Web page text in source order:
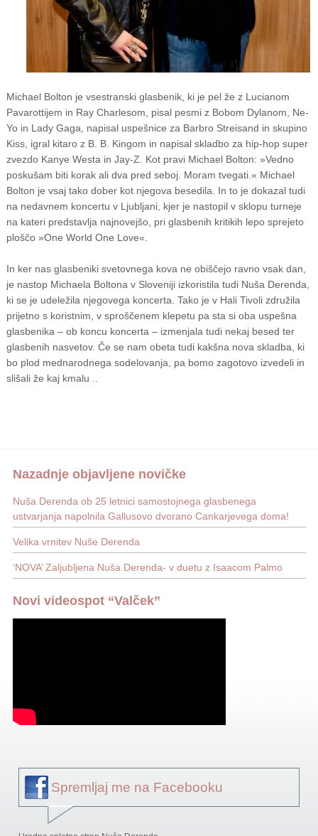
Michael Bolton je vsestranski glasbenik, ki je pel že z Lucianom
Pavarottijem in Ray Charlesom, pisal pesmi z Bobom Dylanom, Ne-
Yo in Lady Gaga, napisal uspešnice za Barbro Streisand in skupino
Kiss, igral kitaro z B. B. Kingom in napisal skladbo za hip-hop super
zvezdo Kanye Westa in Jay-Z. Kot pravi Michael Bolton: »Vedno
poskušam biti korak ali dva pred seboj. Moram tvegati.« Michael
Bolton je vsaj tako dober kot njegova besedila. In to je dokazal tudi
na nedavnem koncertu v Ljubljani, kjer je nastopil v sklopu turneje
na kateri predstavlja najnovejšo, pri glasbenih kritikih lepo sprejeto
ploščo »One World One Love«.
In ker nas glasbeniki svetovnega kova ne obiščejo ravno vsak dan,
je nastop Michaela Boltona v Sloveniji izkoristila tudi Nuša Derenda,
ki se je udeležila njegovega koncerta. Tako je v Hali Tivoli združila
prijetno s koristnim, v sproščenem klepetu pa sta si oba uspešna
glasbenika – ob koncu koncerta – izmenjala tudi nekaj besed ter
glasbenih nasvetov. Če se nam obeta tudi kakšna nova skladba, ki
bo plod mednarodnega sodelovanja, pa bomo zagotovo izvedeli in
slišali že kaj kmalu ..
Nazadnje objavljene novičke
Nuša Derenda ob 25 letnici samostojnega glasbenega
ustvarjanja napolnila Gallusovo dvorano Cankarjevega doma!
Velika vrnitev Nuše Derenda
‘NOVA’ Zaljubljena Nuša Derenda- v duetu z Isaacom Palmo
Novi videospot “Valček”
Spremljaj me na Facebooku